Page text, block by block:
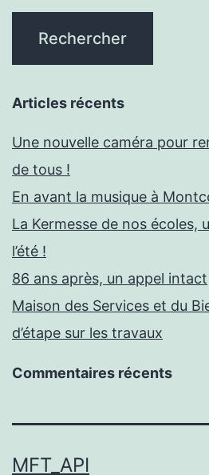
Articles récents
Une nouvelle caméra pour
de tous !
En avant la musique à
La Kermesse de nos
l’été !
86 ans après, un appel intact
Maison des Services et du
d’étape sur les travaux
Commentaires récents
MFT_API